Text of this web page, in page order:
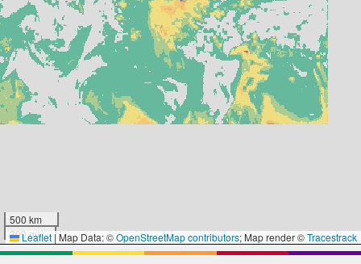
500 km
300 mi
Leaflet | Map Data: ©OpenStreetMap contributors; Map render ©Tracestrack